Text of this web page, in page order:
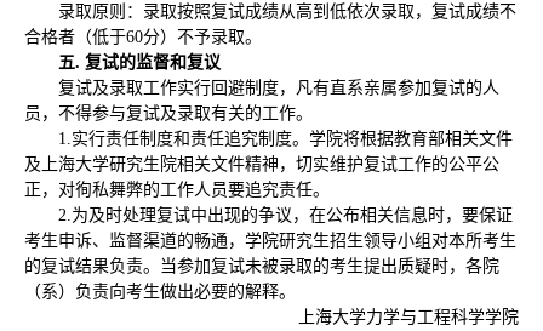
录取原则：录取按照复试成绩从高到低依次录取，复试成绩不
合格者（低于60分）不予录取。
五. 复试的监督和复议
复试及录取工作实行回避制度，凡有直系亲属参加复试的人
员，不得参与复试及录取有关的工作。
1.实行责任制度和责任追究制度。学院将根据教育部相关文件
及上海大学研究生院相关文件精神，切实维护复试工作的公平公
正，对徇私舞弊的工作人员要追究责任。
2.为及时处理复试中出现的争议，在公布相关信息时，要保证
考生申诉、监督渠道的畅通，学院研究生招生领导小组对本所考生
的复试结果负责。当参加复试未被录取的考生提出质疑时，各院
（系）负责向考生做出必要的解释。
上海大学力学与工程科学学院